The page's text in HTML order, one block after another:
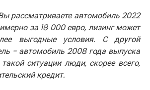
рассматриваете автомобиль 2022
за 18 000 евро, лизинг может
выгодные условия. С другой
- автомобиль 2008 года выпуска
ситуации люди, скорее всего,
кредит.